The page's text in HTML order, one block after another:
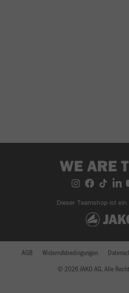
WE ARE
Dieser Teamshop ist
© 2026 JAKO AG, Alle
AGB Widerrufsbedingungen